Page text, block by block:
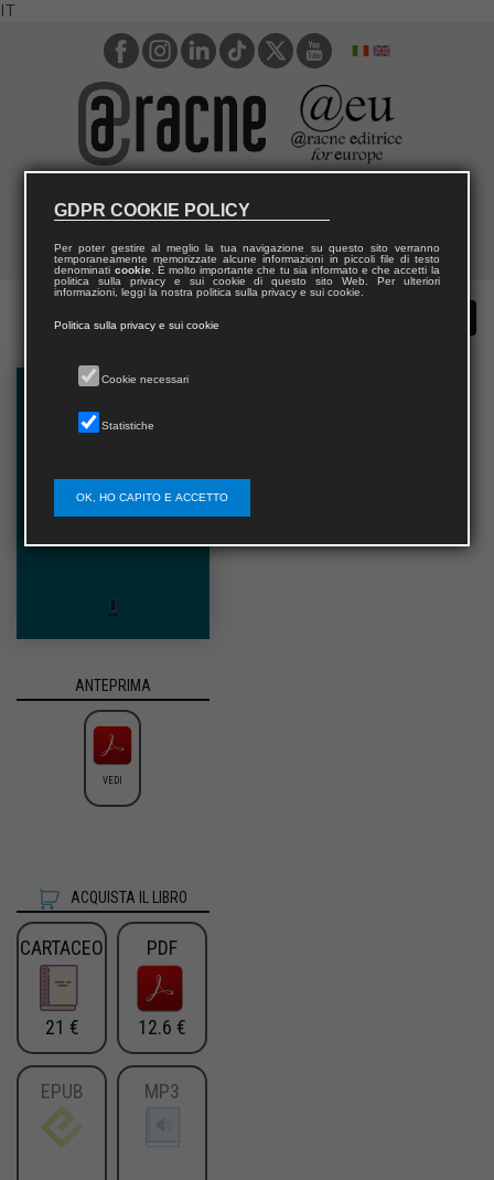
IT
ANTEPRIMA
VEDI
ACQUISTA IL LIBRO
CARTACEO
21 €
PDF
12.6 €
EPUB MP3
GDPR COOKIE POLICY
Per poter gestire al meglio la tua navigazione su questo sito verranno
temporaneamente memorizzate alcune informazioni in piccoli file di testo
denominati cookie. È molto importante che tu sia informato e che accetti la
politica sulla privacy e sui cookie di questo sito Web. Per ulteriori
informazioni, leggi la nostra politica sulla privacy e sui cookie.
Politica sulla privacy e sui cookie
Cookie necessari
Statistiche
OK, HO CAPITO E ACCETTO